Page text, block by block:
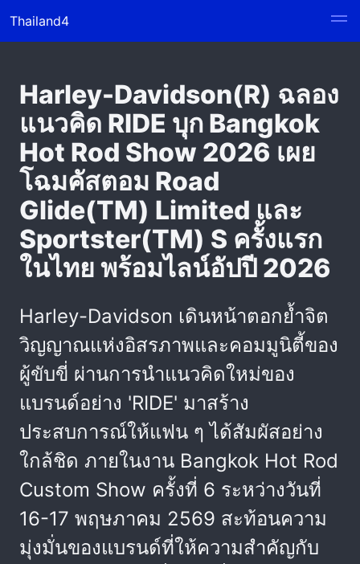
Thailand4
Harley-Davidson(R) ฉลอง
แนวคิด RIDE บุก Bangkok
Hot Rod Show 2026 เผย
โฉมคัสตอม Road
Glide(TM) Limited และ
Sportster(TM) S ครั้งแรก
ในไทย พร้อมไลน์อัปปี 2026
Harley-Davidson เดินหน้าตอกย้ำจิต
วิญญาณแห่งอิสรภาพและคอมมูนิตี้ของ
ผู้ขับขี่ ผ่านการนำแนวคิดใหม่ของ
แบรนด์อย่าง 'RIDE' มาสร้าง
ประสบการณ์ให้แฟน ๆ ได้สัมผัสอย่าง
ใกล้ชิด ภายในงาน Bangkok Hot Rod
Custom Show ครั้งที่ 6 ระหว่างวันที่
16-17 พฤษภาคม 2569 สะท้อนความ
มุ่งมั่นของแบรนด์ที่ให้ความสำคัญกับ